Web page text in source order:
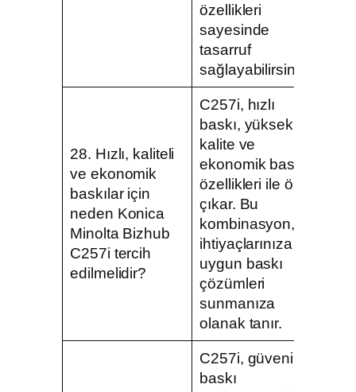
özellikleri
sayesinde
tasarruf
sağlayabilirsiniz.
28. Hızlı, kaliteli
ve ekonomik
baskılar için
neden Konica
Minolta Bizhub
C257i tercih
edilmelidir?
C257i, hızlı
baskı, yüksek
kalite ve
ekonomik baskı
özellikleri ile öne
çıkar. Bu
kombinasyon, iş
ihtiyaçlarınıza
uygun baskı
çözümleri
sunmanıza
olanak tanır.
C257i, güvenilir
baskı